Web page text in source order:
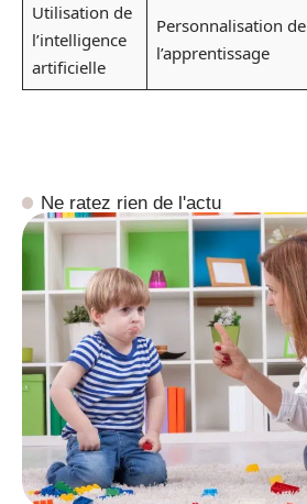
Utilisation de
l’intelligence
artificielle
Personnalisation de
l’apprentissage
Ne ratez rien de l'actu